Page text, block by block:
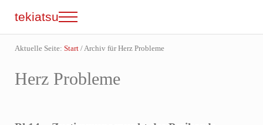
tekiatsu Menu
Aktuelle Seite: Start /Archiv für Herz Probleme
Herz Probleme